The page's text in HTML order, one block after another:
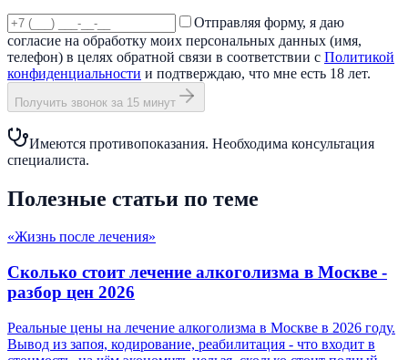
Отправляя форму, я даю
согласие на обработку моих персональных данных (имя,
телефон) в целях обратной связи в соответствии с Политикой
конфиденциальности и подтверждаю, что мне есть 18 лет.
Получить звонок за 15 минут
Имеются противопоказания. Необходима консультация
специалиста.
Полезные статьи по теме
«Жизнь после лечения»
Сколько стоит лечение алкоголизма в Москве -
разбор цен 2026
Реальные цены на лечение алкоголизма в Москве в 2026 году.
Вывод из запоя, кодирование, реабилитация - что входит в